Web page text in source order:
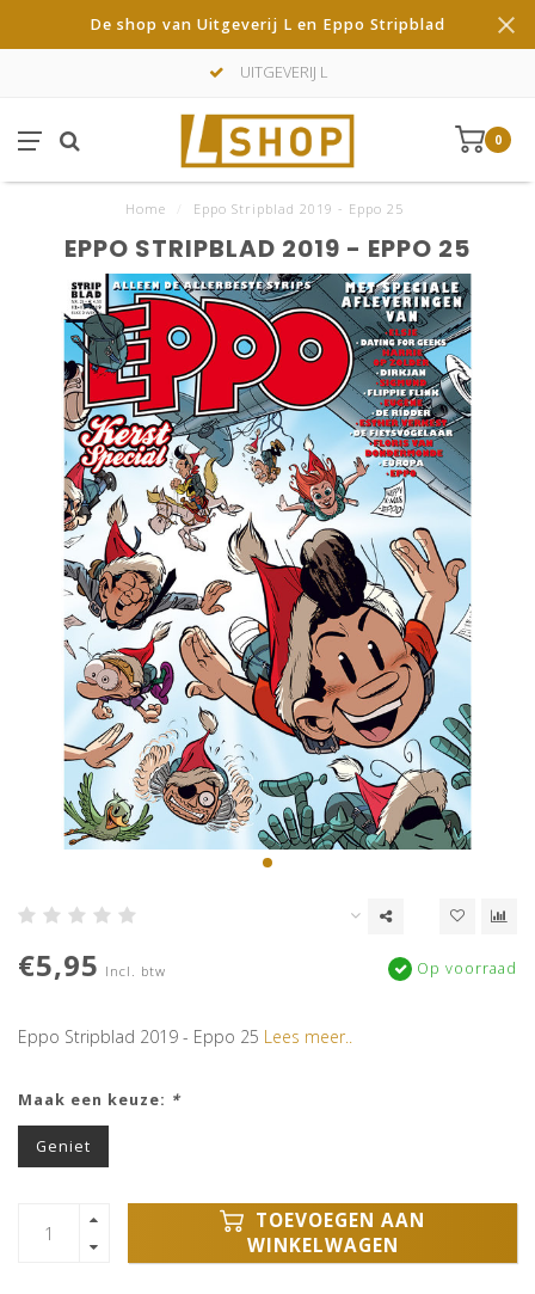
De shop van Uitgeverij L en Eppo Stripblad
UITGEVERIJ L
0
Home Eppo Stripblad 2019 - Eppo 25
EPPO STRIPBLAD 2019 - EPPO 25
€5,95 Incl. btw Op voorraad
Eppo Stripblad 2019 - Eppo 25 Lees meer..
Maak een keuze: *
Geniet
TOEVOEGEN AAN
WINKELWAGEN